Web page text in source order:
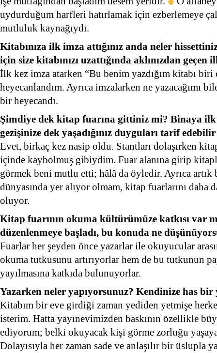
uydurduğum harfleri hatırlamak için ezberlemeye
mutluluk kaynağıydı.
Kitabınıza ilk imza attığınız anda neler
için size kitabınızı uzattığında aklınızdan
İlk kez imza atarken “Bu benim yazdığım kitabı
heyecanlandım. Ayrıca imzalarken ne yazacağımı
bir heyecandı.
Şimdiye dek kitap fuarına gittiniz mi? Binaya
gezişinize dek yaşadığınız duyguları tarif
Evet, birkaç kez nasip oldu. Stantları dolaşırken
içinde kaybolmuş gibiydim. Fuar alanına girip
görmek beni mutlu etti; hâlâ da öyledir. Ayrıca artık
dünyasında yer alıyor olmam, kitap fuarlarını daha
oluyor.
Kitap fuarının okuma kültürümüze katkısı var
düzenlenmeye başladı, bu konuda ne
Fuarlar her şeyden önce yazarlar ile okuyucular
okuma tutkusunu artırıyorlar hem de bu tutkunun
yayılmasına katkıda bulunuyorlar.
Yazarken neler yapıyorsunuz? Kendinize has
Kitabım bir eve girdiği zaman yediden yetmişe
isterim. Hatta yayınevimizden baskının özellikle
ediyorum; belki okuyacak kişi görme zorluğu
Dolayısıyla her zaman sade ve anlaşılır bir üslupla